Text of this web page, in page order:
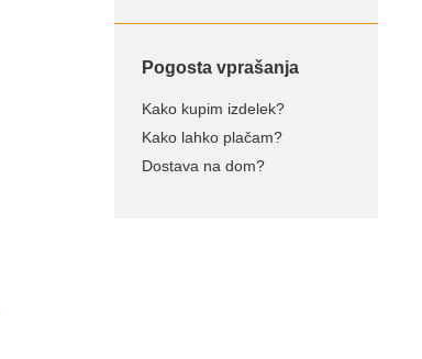
Pogosta vprašanja
Kako kupim izdelek?
Kako lahko plačam?
Dostava na dom?